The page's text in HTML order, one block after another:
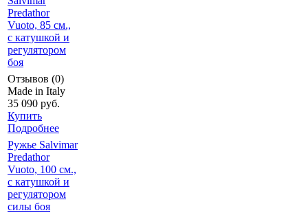
Отзывов (0)
Made in Italy
35 090 руб.
Купить
Подробнее
Ружье Salvimar
Predathor
Vuoto, 100 см.,
с катушкой и
регулятором
силы боя